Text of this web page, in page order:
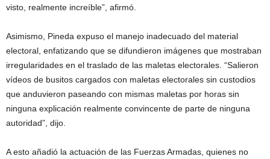
visto, realmente increíble”, afirmó.
Asimismo, Pineda expuso el manejo inadecuado del material
electoral, enfatizando que se difundieron imágenes que mostraban
irregularidades en el traslado de las maletas electorales. “Salieron
vídeos de busitos cargados con maletas electorales sin custodios
que anduvieron paseando con mismas maletas por horas sin
ninguna explicación realmente convincente de parte de ninguna
autoridad”, dijo.
A esto añadió la actuación de las Fuerzas Armadas, quienes no